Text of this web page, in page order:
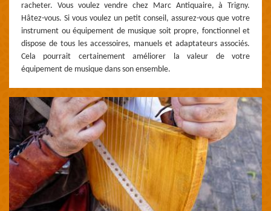
racheter. Vous voulez vendre chez Marc Antiquaire, à Trigny.
Hâtez-vous. Si vous voulez un petit conseil, assurez-vous que votre
instrument ou équipement de musique soit propre, fonctionnel et
dispose de tous les accessoires, manuels et adaptateurs associés.
Cela pourrait certainement améliorer la valeur de votre
équipement de musique dans son ensemble.